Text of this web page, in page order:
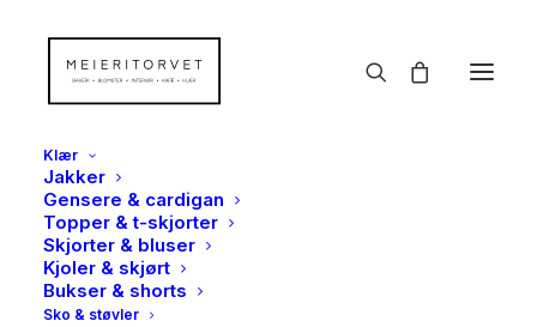
Klær
Jakker
Gensere & cardigan
Topper & t-skjorter
Skjorter & bluser
Kjoler & skjørt
Bukser & shorts
Sko & støvler